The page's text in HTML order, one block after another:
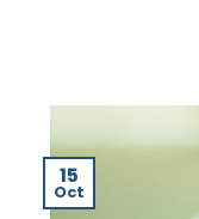
15
Oct